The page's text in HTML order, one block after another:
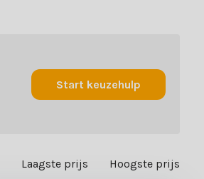
Start keuzehulp
Laagste prijs Hoogste prijs